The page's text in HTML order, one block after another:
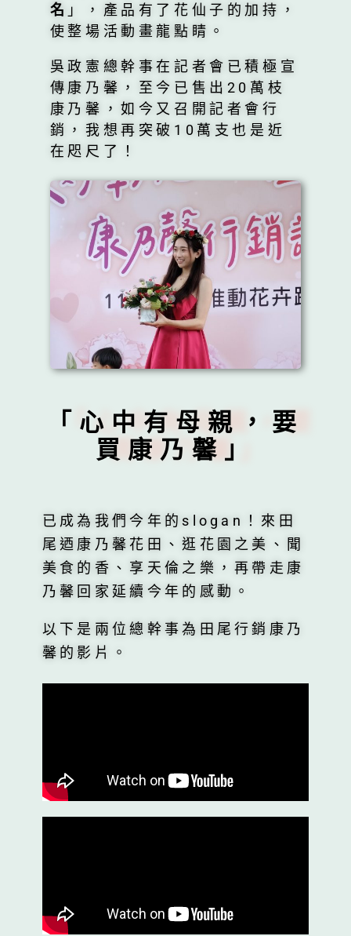
名 」，產品有了花仙子的加持，
使整場活動畫龍點睛。
吳政憲總幹事在記者會已積極宣
傳康乃馨，至今已售出20萬枝
康乃馨，如今又召開記者會行
銷，我想再突破10萬支也是近
在咫尺了！
「心中有母親，要
買康乃馨」
已成為我們今年的slogan！來田
尾迺康乃馨花田、逛花園之美、聞
美食的香、享天倫之樂，再帶走康
乃馨回家延續今年的感動。
以下是兩位總幹事為田尾行銷康乃
馨的影片。